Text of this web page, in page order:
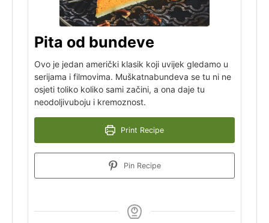
Pita od bundeve
Ovo je jedan američki klasik koji uvijek gledamo u
serijama i filmovima. Muškatnabundeva se tu ni ne
osjeti toliko koliko sami začini, a ona daje tu
neodoljivuboju i kremoznost.
Print Recipe
Pin Recipe